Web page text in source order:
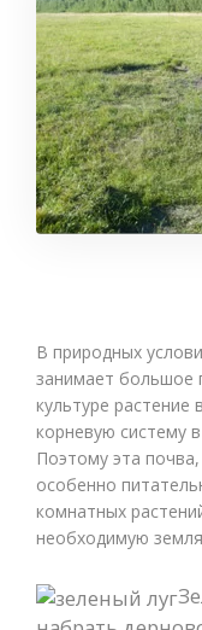
В природных
занимает большое
культуре
корневую систему
Поэтому эта
особенно
комнатных
необходимую